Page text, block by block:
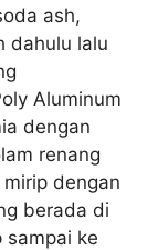
ash,
dahulu lalu
Aluminum
dengan
renang
dengan
berada di
sampai ke